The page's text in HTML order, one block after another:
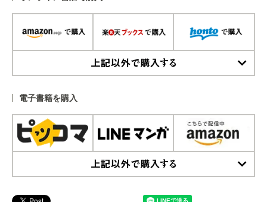
電子書籍を購入